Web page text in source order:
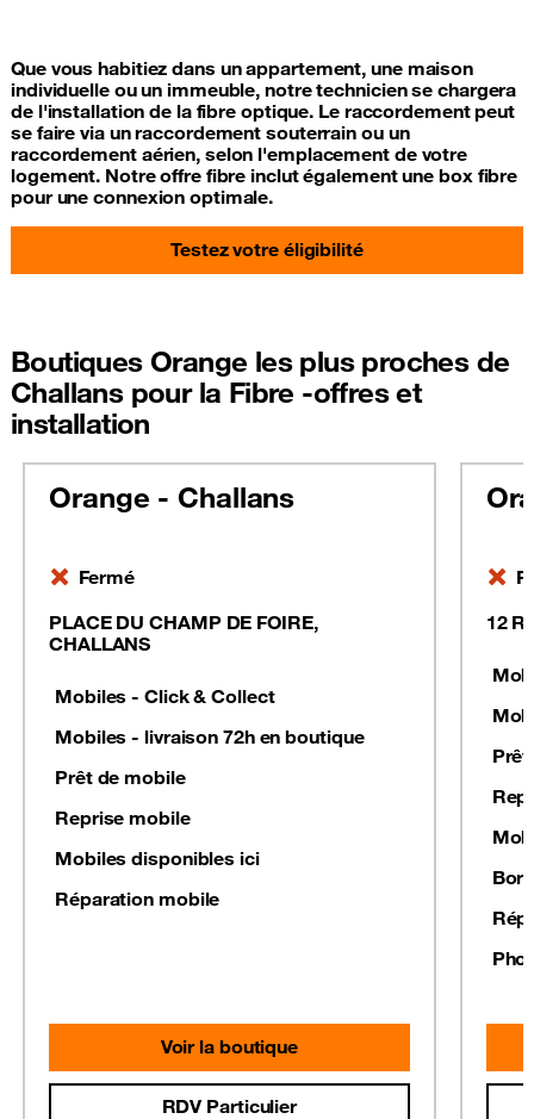
Que vous habitiez dans un appartement, une maison
individuelle ou un immeuble, notre technicien se chargera
de l'installation de la fibre optique. Le raccordement peut
se faire via un raccordement souterrain ou un
raccordement aérien, selon l'emplacement de votre
logement. Notre offre fibre inclut également une box fibre
pour une connexion optimale.
Testez votre éligibilité
Boutiques Orange les plus proches de
Challans pour la Fibre -offres et
installation
Orange - Challans
Fermé
PLACE DU CHAMP DE FOIRE,
CHALLANS
Mobiles - Click & Collect
Mobiles - livraison 72h en boutique
Prêt de mobile
Reprise mobile
Mobiles disponibles ici
Réparation mobile
Voir la boutique
RDV Particulier
12